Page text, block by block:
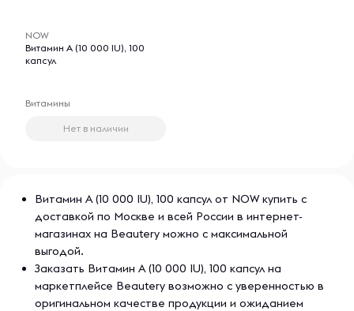
NOW
Витамин А (10 000 IU), 100
капсул
Витамины
Нет в наличии
Витамин А (10 000 IU), 100 капсул от NOW купить с
доставкой по Москве и всей России в интернет-
магазинах на Beautery можно с максимальной
выгодой.
Заказать Витамин А (10 000 IU), 100 капсул на
маркетплейсе Beautery возможно с уверенностью в
оригинальном качестве продукции и ожиданием